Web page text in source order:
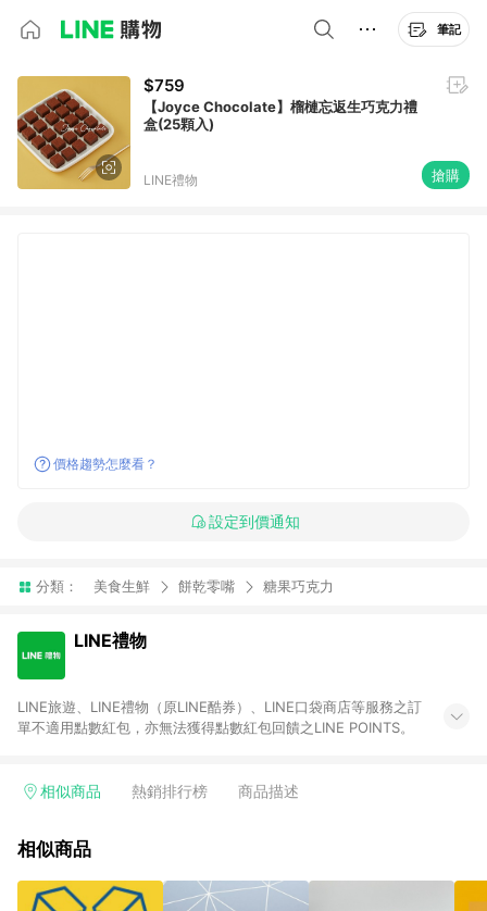
筆記
$759
【Joyce Chocolate】榴槤忘返生巧克力禮
盒(25顆入)
LINE禮物 搶購
價格趨勢怎麼看？
設定到價通知
分類： 美食生鮮 餅乾零嘴 糖果巧克力
LINE禮物
LINE旅遊、LINE禮物（原LINE酷券）、LINE口袋商店等服務之訂
單不適用點數紅包，亦無法獲得點數紅包回饋之LINE POINTS。
相似商品 熱銷排行榜 商品描述
相似商品